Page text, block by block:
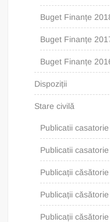
Buget Finanțe
Buget Finanțe
Buget Finanțe
Dispoziții
Stare civilă
Publicatii
Publicatii
Publicații
Publicații
Publicații căsătorie